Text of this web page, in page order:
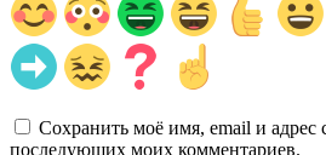
Сохранить моё имя, email и адрес
последующих моих комментариев.